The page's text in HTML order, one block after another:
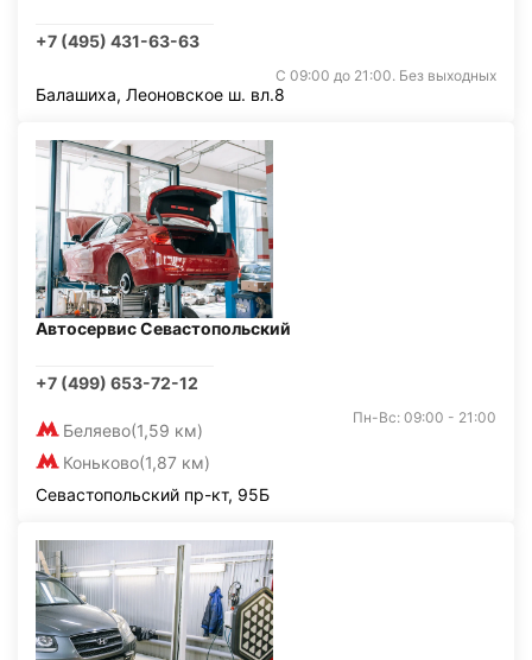
+7 (495) 431-63-63
С 09:00 до 21:00. Без выходных
Балашиха, Леоновское ш. вл.8
Автосервис Севастопольский
+7 (499) 653-72-12
Беляево(1,59 км)
Коньково(1,87 км)
Пн-Вс: 09:00 - 21:00
Севастопольский пр-кт, 95Б